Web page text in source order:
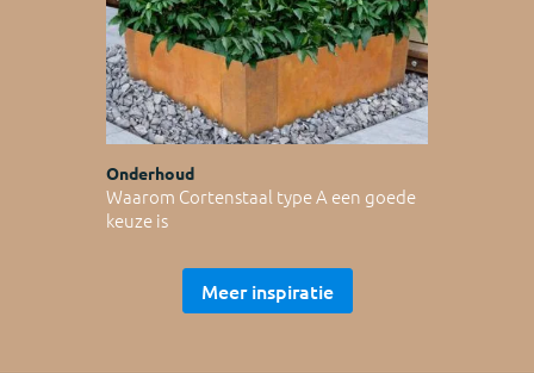
Onderhoud
Waarom Cortenstaal type A een goede
keuze is
Meer inspiratie